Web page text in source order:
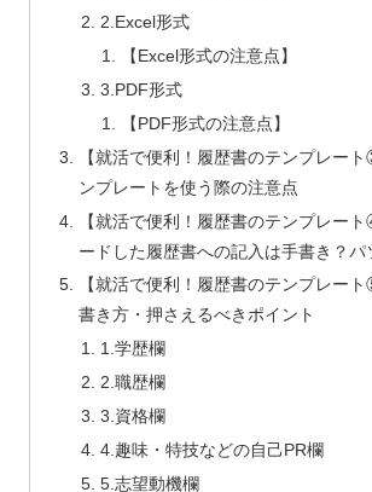
2.Excel形式
【Excel形式の注意点】
3.PDF形式
【PDF形式の注意点】
【就活で便利！履歴書のテンプレー
ンプレートを使う際の注意点
【就活で便利！履歴書のテンプレー
ードした履歴書への記入は手書き？パ
【就活で便利！履歴書のテンプレー
書き方・押さえるべきポイント
1.学歴欄
2.職歴欄
3.資格欄
4.趣味・特技などの自己PR欄
5.志望動機欄